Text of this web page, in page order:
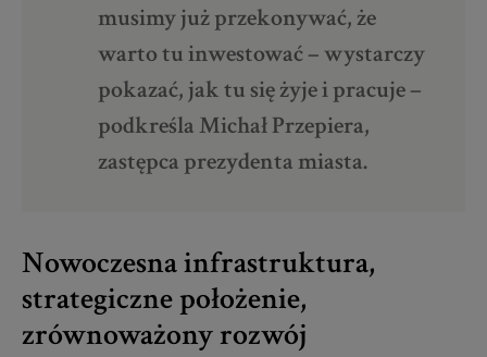
musimy już przekonywać, że
warto tu inwestować – wystarczy
pokazać, jak tu się żyje i pracuje –
podkreśla Michał Przepiera,
zastępca prezydenta miasta.
Nowoczesna infrastruktura,
strategiczne położenie,
zrównoważony rozwój